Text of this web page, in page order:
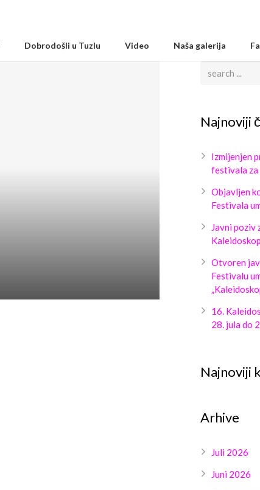
Dobrodošli u Tuzlu Video Naša galerija
Najnoviji
Izmijenjen
festivala
Objavljen
Festivala
Javni poziv
Otvoren
Festivalu
16.
28. jula do
Najnoviji
Arhive
Juli 2026
Juni 2026